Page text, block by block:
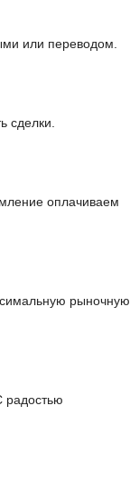
или переводом.
сделки.
оплачиваем
рыночную
радостью